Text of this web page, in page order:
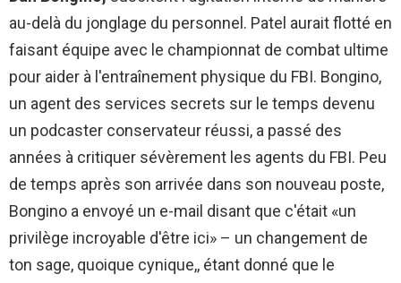
au-delà du jonglage du personnel. Patel aurait flotté en
faisant équipe avec le championnat de combat ultime
pour aider à l'entraînement physique du FBI. Bongino,
un agent des services secrets sur le temps devenu
un podcaster conservateur réussi, a passé des
années à critiquer sévèrement les agents du FBI. Peu
de temps après son arrivée dans son nouveau poste,
Bongino a envoyé un e-mail disant que c'était «un
privilège incroyable d'être ici» – un changement de
ton sage, quoique cynique,, étant donné que le